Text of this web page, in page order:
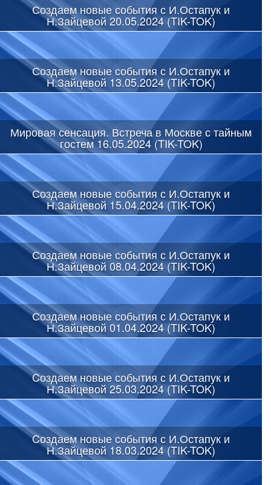
Создаем новые события с И.Остапук и
Н.Зайцевой 20.05.2024 (TIK-TOK)
Создаем новые события с И.Остапук и
Н.Зайцевой 13.05.2024 (TIK-TOK)
Мировая сенсация. Встреча в Москве с тайным
гостем 16.05.2024 (TIK-TOK)
Создаем новые события с И.Остапук и
Н.Зайцевой 15.04.2024 (TIK-TOK)
Создаем новые события с И.Остапук и
Н.Зайцевой 08.04.2024 (TIK-TOK)
Создаем новые события с И.Остапук и
Н.Зайцевой 01.04.2024 (TIK-TOK)
Cоздаем новые события с И.Остапук и
Н.Зайцевой 25.03.2024 (TIK-TOK)
Cоздаем новые события с И.Остапук и
Н.Зайцевой 18.03.2024 (TIK-TOK)